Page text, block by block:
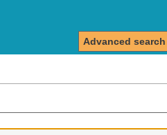
Advanced search